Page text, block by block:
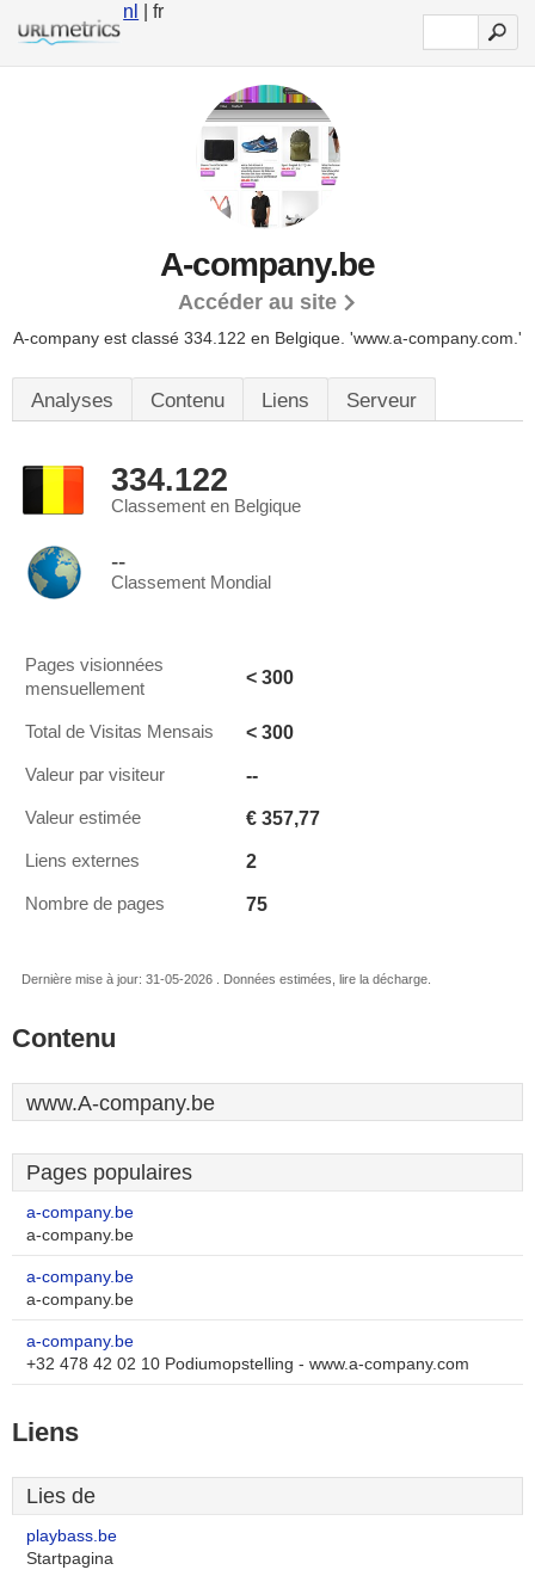
nl | fr
A-company.be
Accéder au site
A-company est classé 334.122 en Belgique. 'www.a-company.com.'
Analyses Contenu Liens Serveur
334.122
Classement en Belgique
--
Classement Mondial
Pages visionnées
mensuellement
< 300
Total de Visitas Mensais < 300
Valeur par visiteur --
Valeur estimée € 357,77
Liens externes 2
Nombre de pages 75
Dernière mise à jour: 31-05-2026 . Données estimées, lire la décharge.
Contenu
www.A-company.be
Pages populaires
a-company.be
a-company.be
a-company.be
a-company.be
a-company.be
+32 478 42 02 10 Podiumopstelling - www.a-company.com
Liens
Lies de
playbass.be
Startpagina